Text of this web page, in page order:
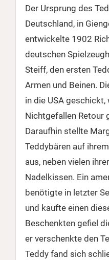
Der Ursprung des
Deutschland, in
entwickelte 1902
deutschen
Steiff, den ersten
Armen und Beinen.
in die USA
Nichtgefallen Retour
Daraufhin stellte
Teddybären auf
aus, neben vielen
Nadelkissen. Ein
benötigte in letzter
und kaufte einen
Beschenkten gefiel
er verschenkte den
Teddy fand sich